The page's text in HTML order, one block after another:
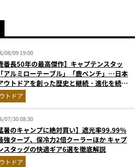
08/09 19:00
番長50年の最高傑作】キャプテンスタッ
アルミローテーブル」「鹿ベンチ」…日本
ウトドアを創った歴史と継続・進化を続け
番神ギア11選
トドア
07/30 08:30
暑のキャンプに絶対買い】遮光率99.99％
強タープ、保冷力2倍クーラーほか キャプ
スタッグの快適ギア6選を徹底解説
トドア